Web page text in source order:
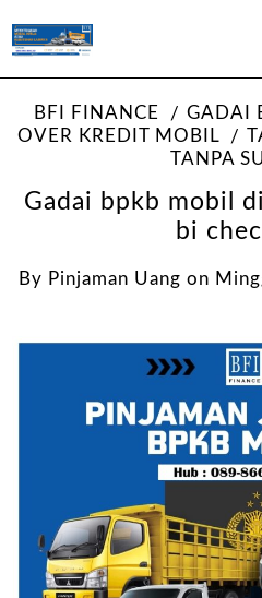
BFI FINANCE GADAI
OVER KREDIT MOBIL
TANPA
Gadai bpkb mobil
bi
By Pinjaman Uang on